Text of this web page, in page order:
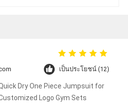
เป็นประโยชน์ (12)
Dry One Piece Jumpsuit for
Logo Gym Sets